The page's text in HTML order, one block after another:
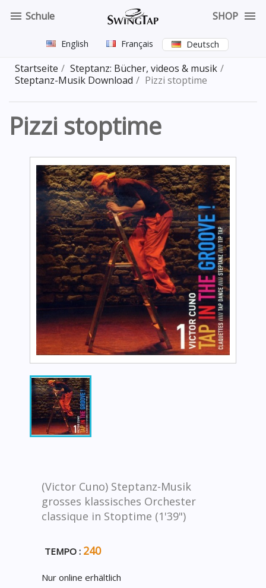
 Schule SHOP 
English Français Deutsch
Startseite
Steptanz: Bücher, videos & musik
Steptanz-Musik Download
Pizzi stoptime
Pizzi stoptime
(Victor Cuno) Steptanz-Musik
grosses klassisches Orchester
classique in Stoptime (1'39")
TEMPO : 240
Nur online erhältlich